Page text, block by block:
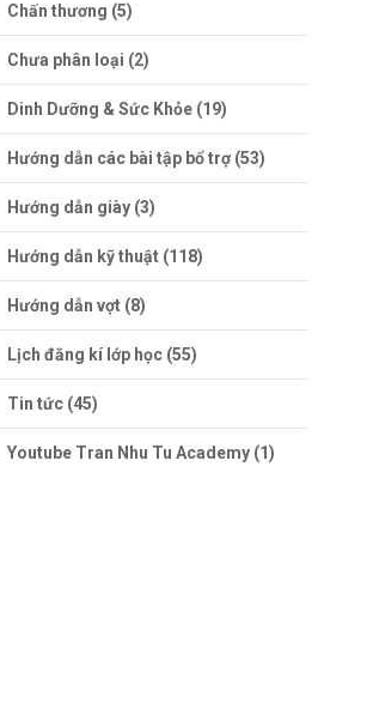
Chấn thương (5)
Chưa phân loại (2)
Dinh Dưỡng & Sức Khỏe (19)
Hướng dẫn các bài tập bổ trợ (53)
Hướng dẫn giày (3)
Hướng dẫn kỹ thuật (118)
Hướng dẫn vợt (8)
Lịch đăng kí lớp học (55)
Tin tức (45)
Youtube Tran Nhu Tu Academy (1)